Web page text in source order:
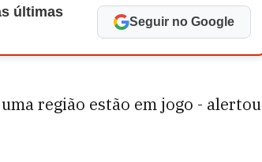
últimas
Seguir no Google
região estão em jogo - alertou